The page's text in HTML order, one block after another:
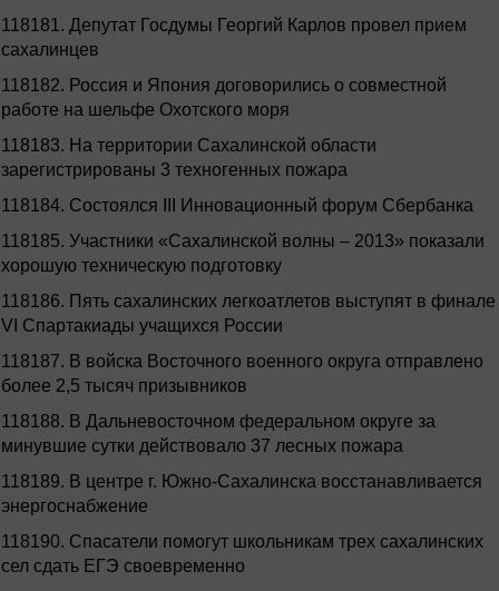
118181. Депутат Госдумы Георгий Карлов провел прием
сахалинцев
118182. Россия и Япония договорились о совместной
работе на шельфе Охотского моря
118183. На территории Сахалинской области
зарегистрированы 3 техногенных пожара
118184. Состоялся III Инновационный форум Сбербанка
118185. Участники «Сахалинской волны – 2013» показали
хорошую техническую подготовку
118186. Пять сахалинских легкоатлетов выступят в финале
VI Спартакиады учащихся России
118187. В войска Восточного военного округа отправлено
более 2,5 тысяч призывников
118188. В Дальневосточном федеральном округе за
минувшие сутки действовало 37 лесных пожара
118189. В центре г. Южно-Сахалинска восстанавливается
энергоснабжение
118190. Спасатели помогут школьникам трех сахалинских
сел сдать ЕГЭ своевременно